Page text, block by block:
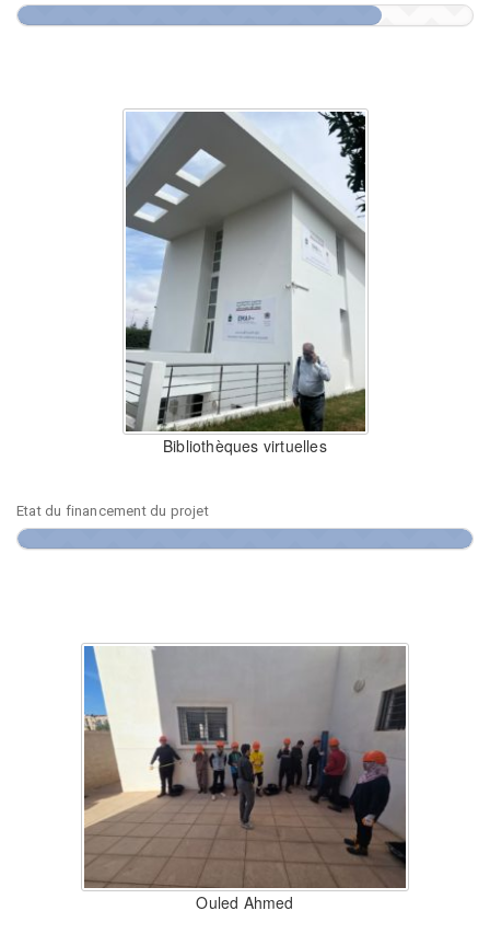
Bibliothèques virtuelles
Etat du financement du projet
Ouled Ahmed